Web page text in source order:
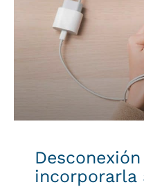
incorporarla